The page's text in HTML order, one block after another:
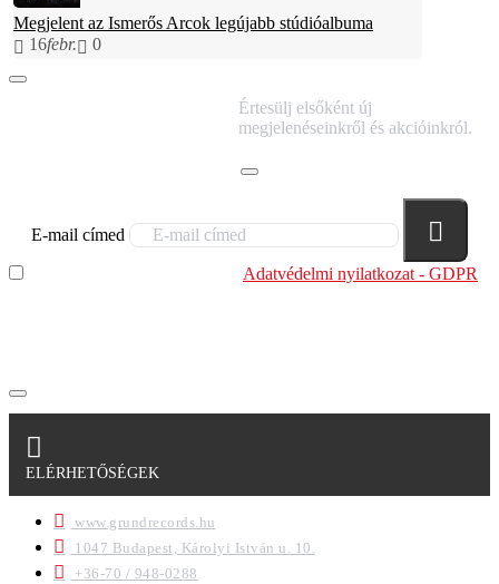
Megjelent az Ismerős Arcok legújabb stúdióalbuma
16febr. 0
Értesülj elsőként új
megjelenéseinkről és akcióinkról.
E-mail címed
Adatvédelmi nyilatkozat - GDPR
ELÉRHETŐSÉGEK
www.grundrecords.hu
1047 Budapest, Károlyi István u. 10.
+36-70 / 948-0288